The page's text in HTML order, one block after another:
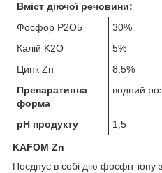
Вміст діючої речовини:
Фосфор P2O5 30%
Калій K2O 5%
Цинк Zn
8,5%
Препаративна
форма
водний
рН продукту 1,5
KAFOM Zn
Поєднує в собі дію фосфіт-